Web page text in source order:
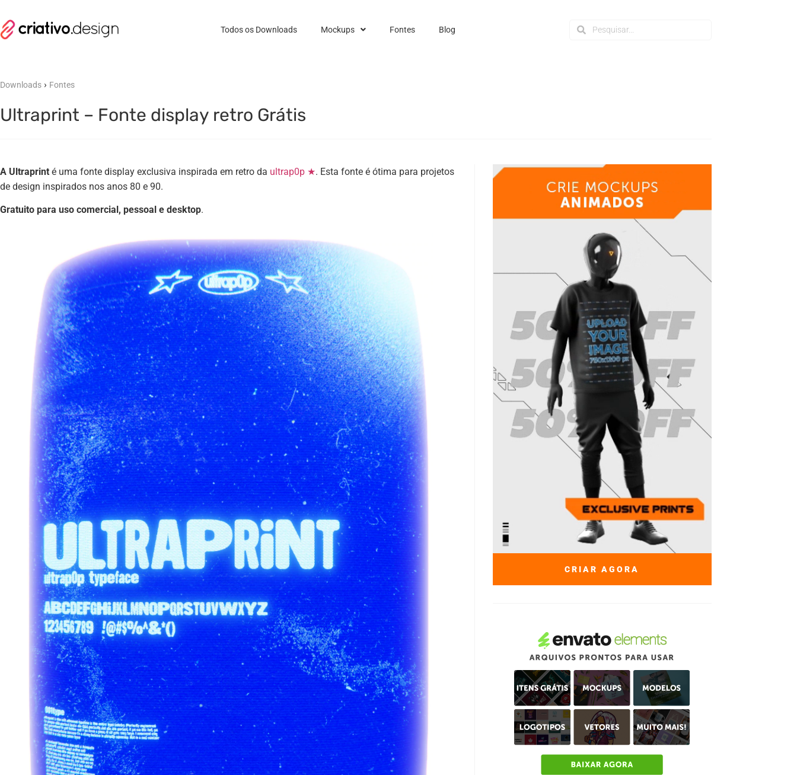
Todos os Downloads Mockups Fontes Blog
Downloads › Fontes
Ultraprint – Fonte display retro Grátis
A Ultraprint é uma fonte display exclusiva inspirada em retro da ultrap0p ★. Esta fonte é ótima para projetos
de design inspirados nos anos 80 e 90.
Gratuito para uso comercial, pessoal e desktop.
CRIAR AGORA